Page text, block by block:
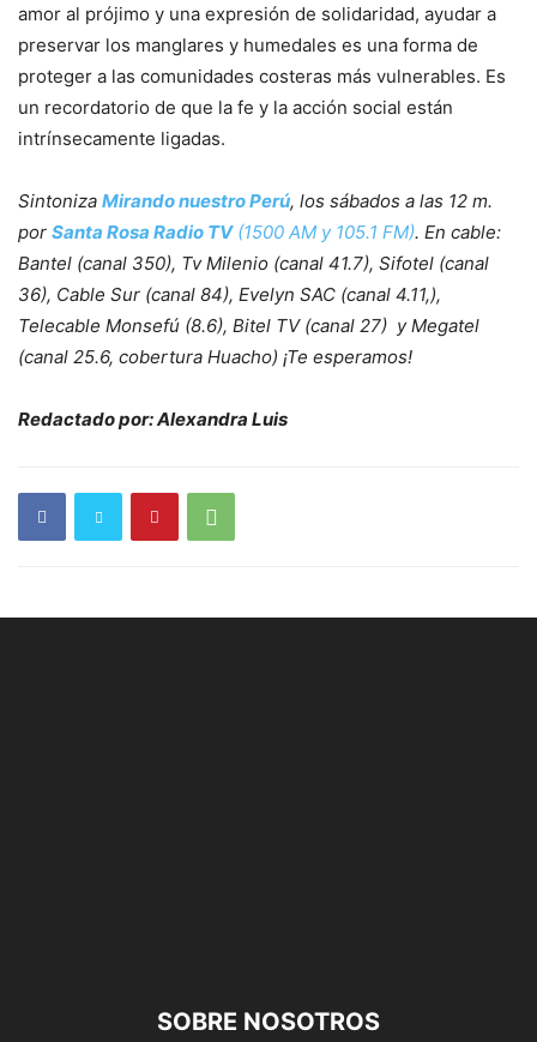
amor al prójimo y una expresión de solidaridad, ayudar a
preservar los manglares y humedales es una forma de
proteger a las comunidades costeras más vulnerables. Es
un recordatorio de que la fe y la acción social están
intrínsecamente ligadas.
Sintoniza Mirando nuestro Perú, los sábados a las 12 m.
por Santa Rosa Radio TV(1500 AM y 105.1 FM). En cable:
Bantel (canal 350), Tv Milenio (canal 41.7), Sifotel (canal
36), Cable Sur (canal 84), Evelyn SAC (canal 4.11,),
Telecable Monsefú (8.6), Bitel TV (canal 27) y Megatel
(canal 25.6, cobertura Huacho) ¡Te esperamos!
Redactado por: Alexandra Luis
SOBRE NOSOTROS